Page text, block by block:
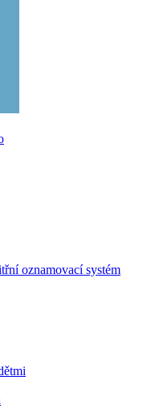
oznamovací systém